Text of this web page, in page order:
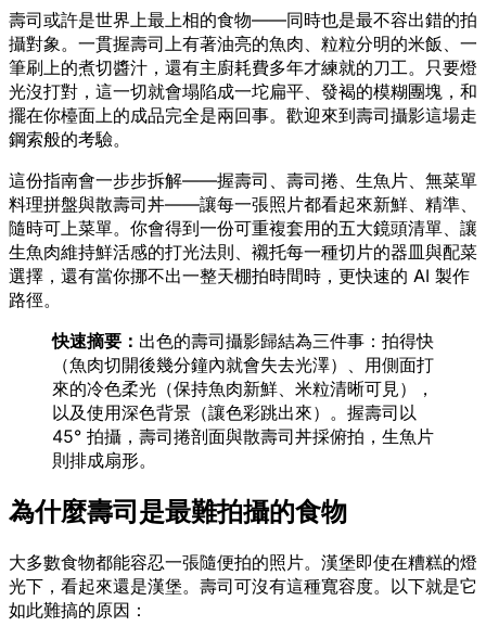
壽司或許是世界上最上相的食物——同時也是最不容出錯的拍
攝對象。一貫握壽司上有著油亮的魚肉、粒粒分明的米飯、一
筆刷上的煮切醬汁，還有主廚耗費多年才練就的刀工。只要燈
光沒打對，這一切就會塌陷成一坨扁平、發褐的模糊團塊，和
擺在你檯面上的成品完全是兩回事。歡迎來到壽司攝影這場走
鋼索般的考驗。
這份指南會一步步拆解——握壽司、壽司捲、生魚片、無菜單
料理拼盤與散壽司丼——讓每一張照片都看起來新鮮、精準、
隨時可上菜單。你會得到一份可重複套用的五大鏡頭清單、讓
生魚肉維持鮮活感的打光法則、襯托每一種切片的器皿與配菜
選擇，還有當你挪不出一整天棚拍時間時，更快速的 AI 製作
路徑。
快速摘要： 出色的壽司攝影歸結為三件事：拍得快
（魚肉切開後幾分鐘內就會失去光澤）、用側面打
來的冷色柔光（保持魚肉新鮮、米粒清晰可見），
以及使用深色背景（讓色彩跳出來）。握壽司以
45° 拍攝，壽司捲剖面與散壽司丼採俯拍，生魚片
則排成扇形。
為什麼壽司是最難拍攝的食物
大多數食物都能容忍一張隨便拍的照片。漢堡即使在糟糕的燈
光下，看起來還是漢堡。壽司可沒有這種寬容度。以下就是它
如此難搞的原因：